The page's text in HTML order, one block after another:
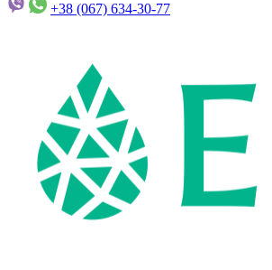
+38 (067) 634-30-77